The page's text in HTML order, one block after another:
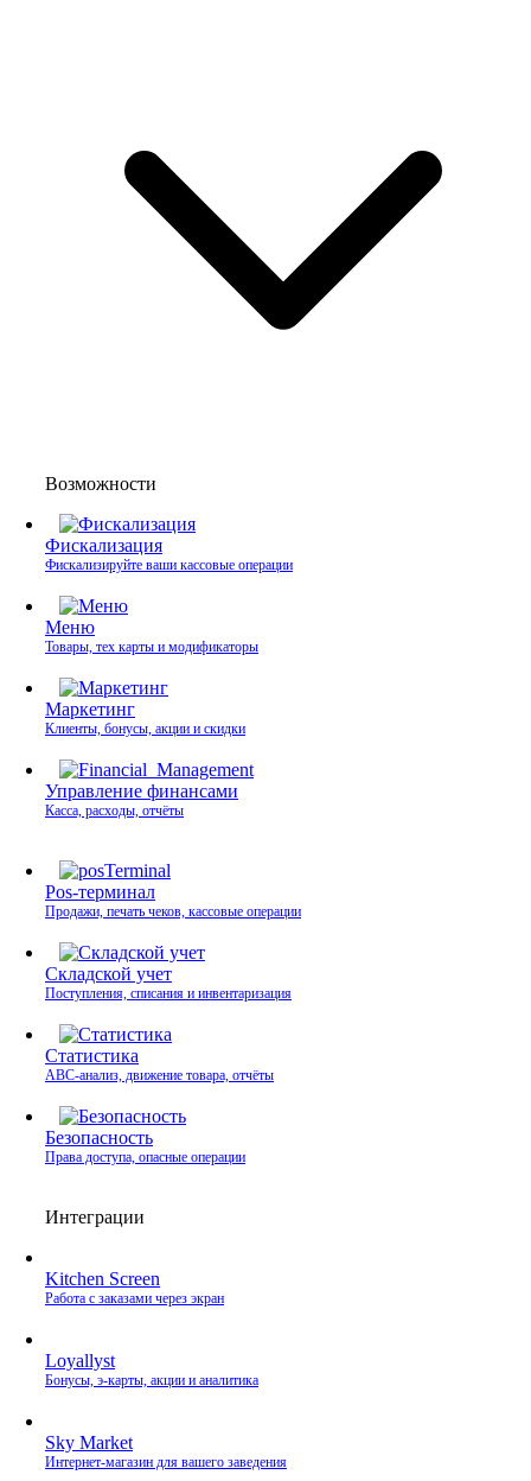
Возможности
Фискализация
Фискализируйте ваши кассовые операции
Меню
Товары, тех карты и модификаторы
Маркетинг
Клиенты, бонусы, акции и скидки
Управление финансами
Касса, расходы, отчёты
Pos-терминал
Продажи, печать чеков, кассовые операции
Складской учет
Поступления, списания и инвентаризация
Статистика
ABC-анализ, движение товара, отчёты
Безопасность
Права доступа, опасные операции
Интеграции
Kitchen Screen
Работа с заказами через экран
Loyallyst
Бонусы, э‑карты, акции и аналитика
Sky Market
Интернет‑магазин для вашего заведения